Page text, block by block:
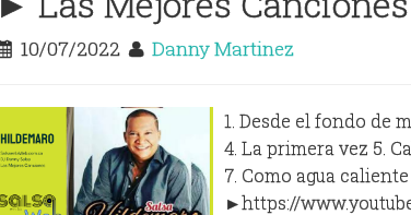
10/07/2022 Danny Martinez
1. Desde el fondo de
4. La primera vez 5.
7. Como agua
►https://